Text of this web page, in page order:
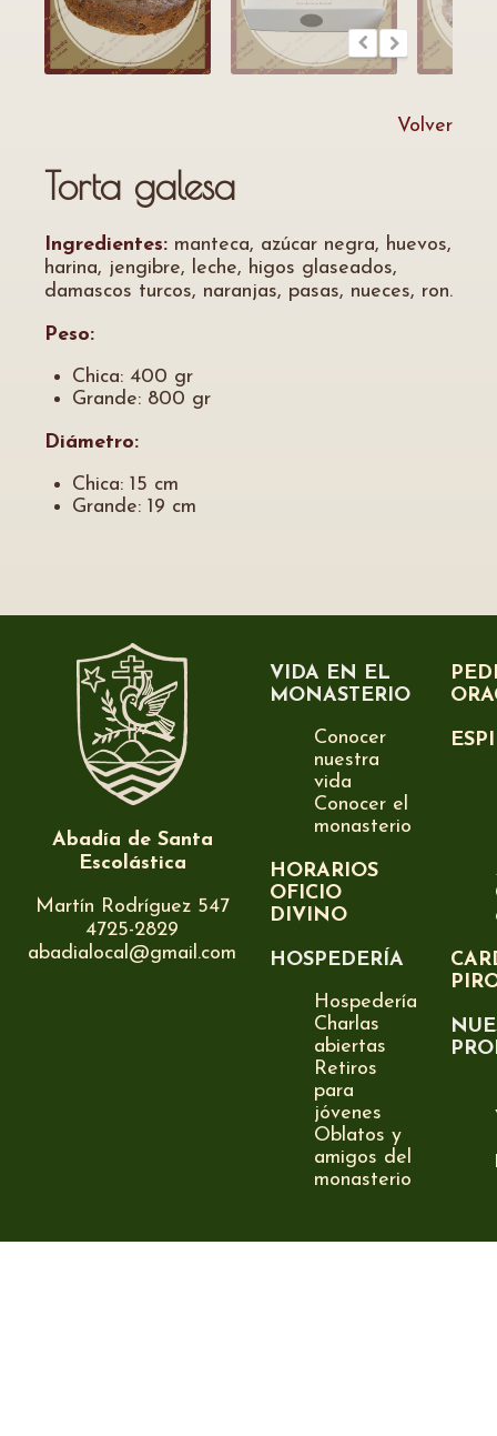
Volver
Torta galesa
Ingredientes: manteca, azúcar negra, huevos,
harina, jengibre, leche, higos glaseados,
damascos turcos, naranjas, pasas, nueces, ron.
Peso:
Chica: 400 gr
Grande: 800 gr
Diámetro:
Chica: 15 cm
Grande: 19 cm
Abadía de Santa
Escolástica
Martín Rodríguez 547
4725-2829
abadialocal@gmail.com
VIDA EN EL
MONASTERIO
Conocer
nuestra
vida
Conocer el
monasterio
HORARIOS
OFICIO
DIVINO
HOSPEDERÍA
Hospedería
Charlas
abiertas
Retiros
para
jóvenes
Oblatos y
amigos del
monasterio